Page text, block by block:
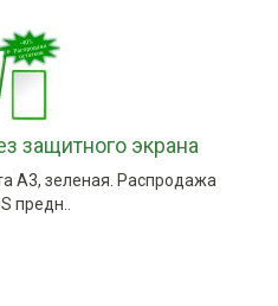
защитного экрана
А3, зеленая. Распродажа
предн..